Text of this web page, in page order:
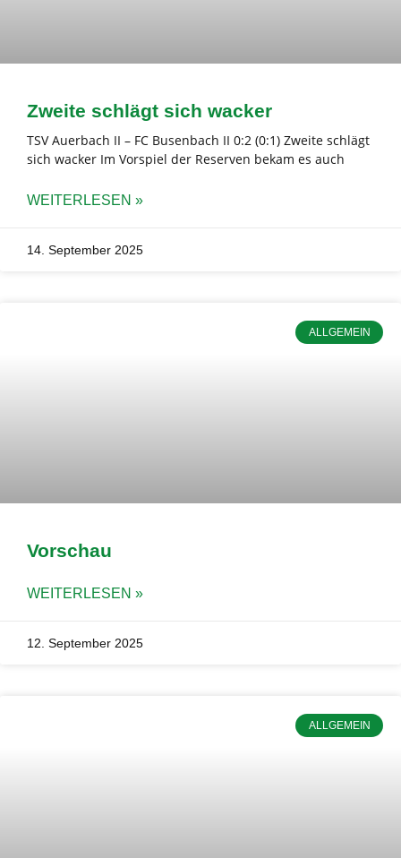
Zweite schlägt sich wacker
TSV Auerbach II – FC Busenbach II 0:2 (0:1) Zweite schlägt
sich wacker Im Vorspiel der Reserven bekam es auch
WEITERLESEN »
14. September 2025
ALLGEMEIN
Vorschau
WEITERLESEN »
12. September 2025
ALLGEMEIN